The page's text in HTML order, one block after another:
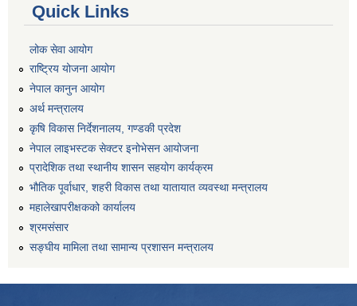
Quick Links
लोक सेवा आयोग
राष्ट्रिय योजना आयोग
नेपाल कानुन आयोग
अर्थ मन्त्रालय
कृषि विकास निर्देशनालय, गण्डकी प्रदेश
नेपाल लाइभस्टक सेक्टर इनोभेसन आयोजना
प्रादेशिक तथा स्थानीय शासन सहयोग कार्यक्रम
भौतिक पूर्वाधार, शहरी विकास तथा यातायात व्यवस्था मन्त्रालय
महालेखापरीक्षकको कार्यालय
श्रमसंसार
सङ्घीय मामिला तथा सामान्य प्रशासन मन्त्रालय